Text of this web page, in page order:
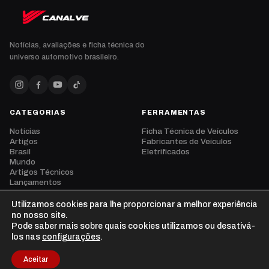
Notícias, avaliações e ficha técnica do
universo automotivo brasileiro.
CATEGORIAS
Notícias
Artigos
Brasil
Mundo
Artigos Técnicos
Lançamentos
Eventos
Opinião
Vídeos
FERRAMENTAS
Ficha Técnica de Veículos
Fabricantes de Veículos
Eletrificados
© 2026 CanalVE. Todos os direitos reservados.
Utilizamos cookies para lhe proporcionar a melhor experiência
no nosso site.
Pode saber mais sobre quais cookies utilizamos ou desativá-
los nas configurações.
Aceitar